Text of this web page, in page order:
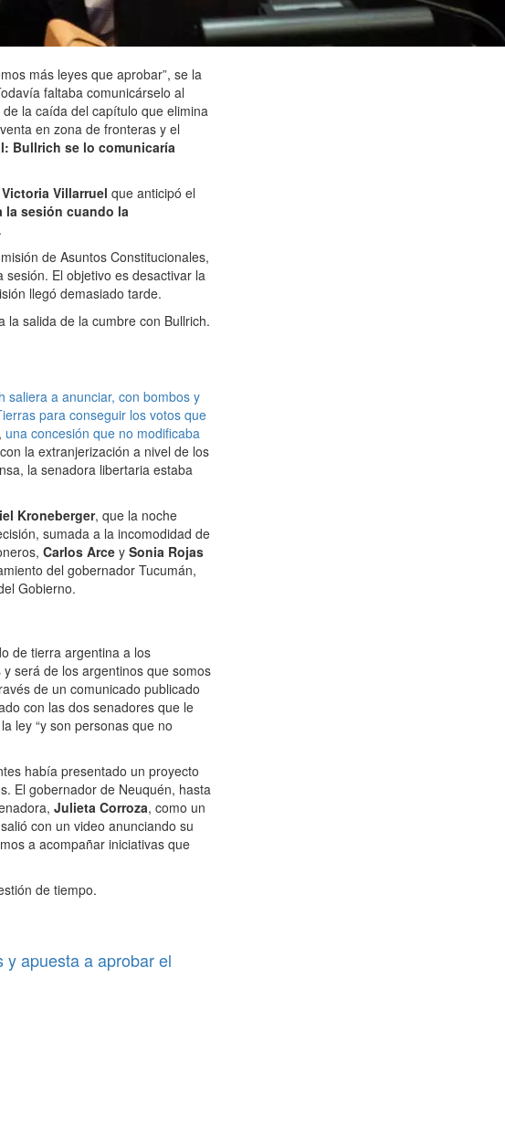
más leyes que aprobar”, se la
faltaba comunicárselo al
la caída del capítulo que elimina
en zona de fronteras y el
Bullrich se lo comunicaría
Victoria Villarruel que anticipó el
la sesión cuando la
.
de Asuntos Constitucionales,
El objetivo es desactivar la
llegó demasiado tarde.
la salida de la cumbre con Bullrich.
saliera a anunciar, con bombos y
para conseguir los votos que
, una concesión que no modificaba
la extranjerización a nivel de los
la senadora libertaria estaba
Kroneberger, que la noche
sumada a la incomodidad de
Carlos Arce y Sonia Rojas
del gobernador Tucumán,
Gobierno.
de tierra argentina a los
será de los argentinos que somos
de un comunicado publicado
con las dos senadores que le
ley “y son personas que no
había presentado un proyecto
El gobernador de Neuquén, hasta
Julieta Corroza, como un
con un video anunciando su
a acompañar iniciativas que
de tiempo.
apuesta a aprobar el